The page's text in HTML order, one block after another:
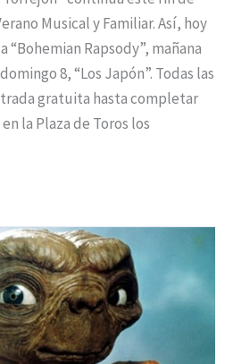
Musical y Familiar. Así, hoy
“Bohemian Rapsody”, mañana
8, “Los Japón”. Todas las
gratuita hasta completar
la Plaza de Toros los